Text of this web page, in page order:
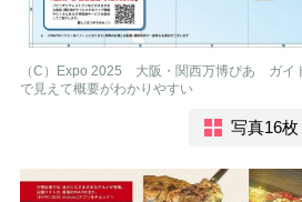
（C）Expo 2025 大阪・関西万博ぴあ ガイ
で見えて概要がわかりやすい
写真16枚